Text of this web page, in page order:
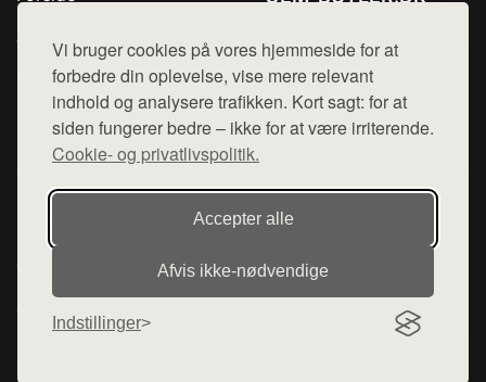
Vi bruger cookies på vores hjemmeside for at
forbedre din oplevelse, vise mere relevant
indhold og analysere trafikken. Kort sagt: for at
siden fungerer bedre – ikke for at være irriterende.
Cookie- og privatlivspolitik.
Accepter alle
Afvis ikke‑nødvendige
Indstillinger
Top Rabatter
Blog
Kontakt
Mail: hej@want.dk
Cookie- og privatlivspolitik
Denne side er en del af want.dk, der udgiver en række
hjemmesider med præsentation af forskellige produkter fra
diverse webshops. Der sælges ikke varer fra denne side - vi
henviser til de shops, som sælger varen. Vi har heller ikke
varerne på lager.